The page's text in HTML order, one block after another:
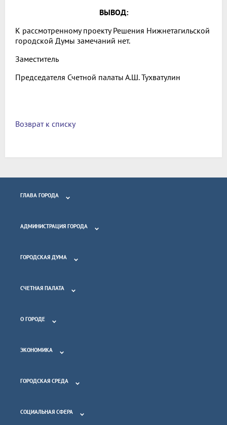
ВЫВОД:
К рассмотренному проекту Решения Нижнетагильской
городской Думы замечаний нет.
Заместитель
Председателя Счетной палаты А.Ш. Тухватулин
Возврат к списку
ГЛАВА ГОРОДА
АДМИНИСТРАЦИЯ ГОРОДА
ГОРОДСКАЯ ДУМА
СЧЕТНАЯ ПАЛАТА
О ГОРОДЕ
ЭКОНОМИКА
ГОРОДСКАЯ СРЕДА
СОЦИАЛЬНАЯ СФЕРА